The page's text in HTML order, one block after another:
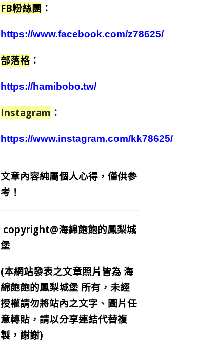
FB粉絲團 ：
https://www.facebook.com/z78625/
部落格 ：
https://hamibobo.tw/
Instagram ：
https://www.instagram.com/kk78625/
文章內容純屬個人心得，僅供參
考！
copyright@海綿飽飽的鳳梨城
堡
(本網站發表之文章照片皆為 海
綿飽飽的鳳梨城堡 所有，未經
授權請勿將站內之文字、圖片任
意轉貼，請以分享連結代替複
製，謝謝)